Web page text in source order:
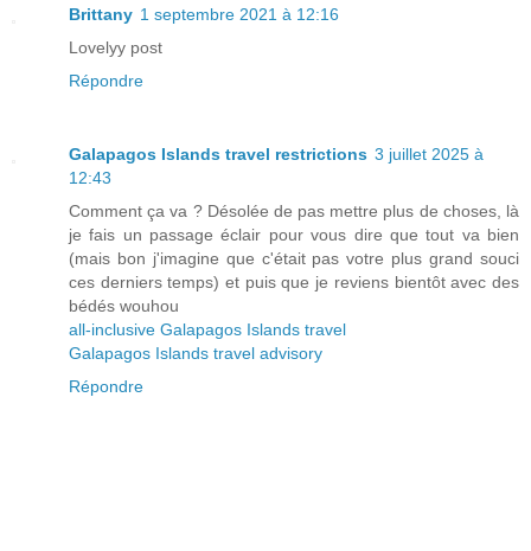
Brittany 1 septembre 2021 à 12:16
Lovelyy post
Répondre
Galapagos Islands travel restrictions 3 juillet 2025 à
12:43
Comment ça va ? Désolée de pas mettre plus de choses, là
je fais un passage éclair pour vous dire que tout va bien
(mais bon j'imagine que c'était pas votre plus grand souci
ces derniers temps) et puis que je reviens bientôt avec des
bédés wouhou
all-inclusive Galapagos Islands travel
Galapagos Islands travel advisory
Répondre